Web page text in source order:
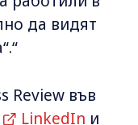
да видят
Review във
LinkedIn и